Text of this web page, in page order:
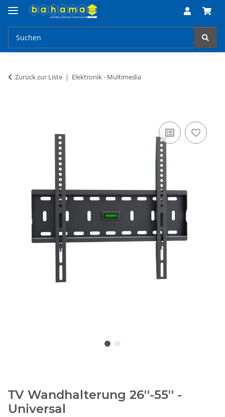
Zurück zur Liste Elektronik - Multimedia
TV Wandhalterung 26''-55'' -
Universal